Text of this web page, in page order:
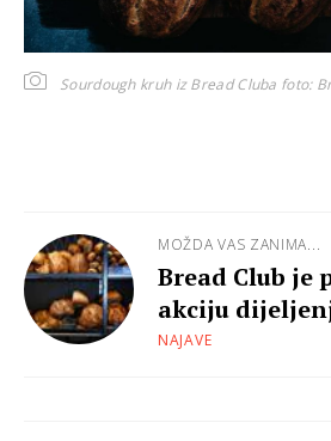
Sourdough kruh iz Bread Cluba foto:
MOŽDA VAS ZANIMA...
Bread Club je
akciju
NAJAVE